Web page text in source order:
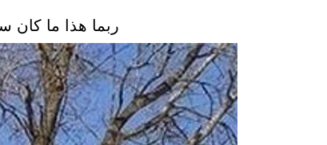
ربما هذا ما كان